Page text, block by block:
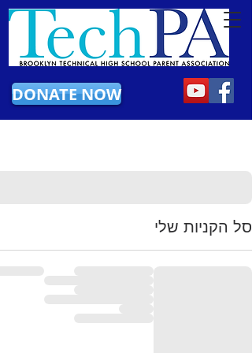
DONATE NOW
סל הקניות שלי